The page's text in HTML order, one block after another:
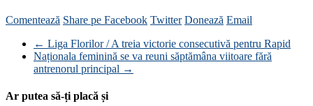
Comentează Share pe Facebook Twitter Donează Email
← Liga Florilor / A treia victorie consecutivă pentru Rapid
Naționala feminină se va reuni săptămâna viitoare fără
antrenorul principal →
Ar putea să-ți placă și